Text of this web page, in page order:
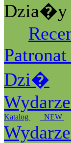
Dzia�y
Dzi�
Katalog _NEW